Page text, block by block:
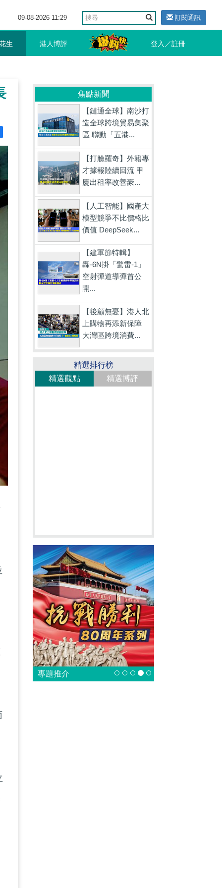
09-08-2026 11:29 訂閱通訊
生 港人博評 登入／註冊
焦點新聞
【鏈通全球】南沙打
造全球跨境貿易集聚
區 聯動「五港...
【打臉羅奇】外籍專
才據報陸續回流 甲
廈出租率改善豪...
【人工智能】國產大
模型競爭不比價格比
價值 DeepSeek...
【建軍節特輯】
轟-6N掛「驚雷-1」
空射彈道導彈首公
開...
【後顧無憂】港人北
上購物再添新保障
大灣區跨境消費...
精選排行榜
精選觀點
精選博評
專題推介